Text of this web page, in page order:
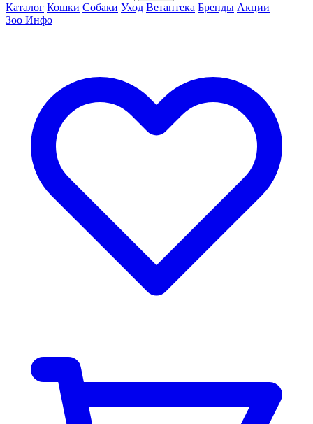
Каталог Кошки Собаки Уход Ветаптека Бренды Акции
Зоо Инфо